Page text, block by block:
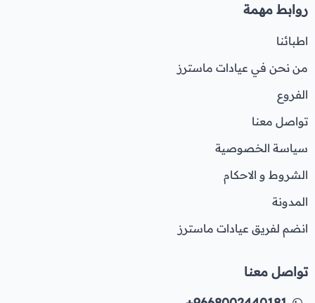
روابط مهمة
اطبائنا
من نحن في عيادات ماسترز
الفروع
تواصل معنا
سياسة الخصوصية
الشروط و الاحكام
المدونة
انضم لفريق عيادات ماسترز
تواصل معنا